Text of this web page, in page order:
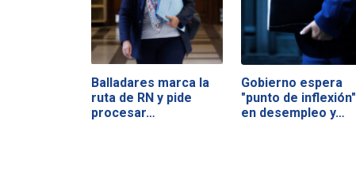
Balladares marca la
ruta de RN y pide
procesar…
Gobierno espera
"punto de inflexión"
en desempleo y…